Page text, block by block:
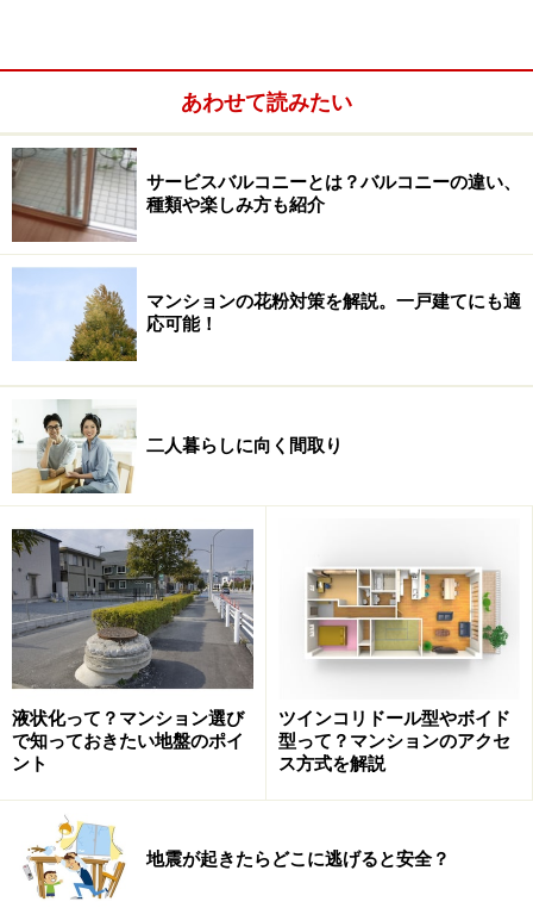
あわせて読みたい
サービスバルコニーとは？バルコニーの違い、
種類や楽しみ方も紹介
マンションの花粉対策を解説。一戸建てにも適
応可能！
二人暮らしに向く間取り
液状化って？マンション選び
で知っておきたい地盤のポイ
ント
ツインコリドール型やボイド
型って？マンションのアクセ
ス方式を解説
地震が起きたらどこに逃げると安全？